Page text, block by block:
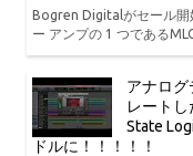
Bogren Digitalがセール開
ー アンプの 1 つである
アナログ
レート
State
ドルに！！！！！